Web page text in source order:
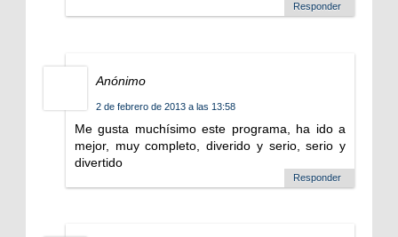
Responder
Anónimo
2 de febrero de 2013 a las 13:58
Me gusta muchísimo este programa, ha ido a
mejor, muy completo, diverido y serio, serio y
divertido
Responder